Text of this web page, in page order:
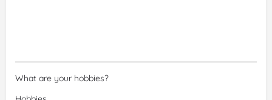
What are your hobbies?